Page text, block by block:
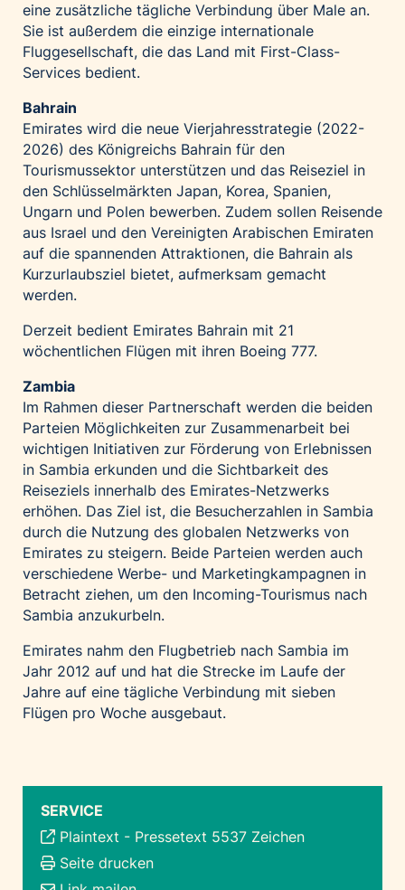
eine zusätzliche tägliche Verbindung über Male an.
Sie ist außerdem die einzige internationale
Fluggesellschaft, die das Land mit First-Class-
Services bedient.
Bahrain
Emirates wird die neue Vierjahresstrategie (2022-
2026) des Königreichs Bahrain für den
Tourismussektor unterstützen und das Reiseziel in
den Schlüsselmärkten Japan, Korea, Spanien,
Ungarn und Polen bewerben. Zudem sollen Reisende
aus Israel und den Vereinigten Arabischen Emiraten
auf die spannenden Attraktionen, die Bahrain als
Kurzurlaubsziel bietet, aufmerksam gemacht
werden.
Derzeit bedient Emirates Bahrain mit 21
wöchentlichen Flügen mit ihren Boeing 777.
Zambia
Im Rahmen dieser Partnerschaft werden die beiden
Parteien Möglichkeiten zur Zusammenarbeit bei
wichtigen Initiativen zur Förderung von Erlebnissen
in Sambia erkunden und die Sichtbarkeit des
Reiseziels innerhalb des Emirates-Netzwerks
erhöhen. Das Ziel ist, die Besucherzahlen in Sambia
durch die Nutzung des globalen Netzwerks von
Emirates zu steigern. Beide Parteien werden auch
verschiedene Werbe- und Marketingkampagnen in
Betracht ziehen, um den Incoming-Tourismus nach
Sambia anzukurbeln.
Emirates nahm den Flugbetrieb nach Sambia im
Jahr 2012 auf und hat die Strecke im Laufe der
Jahre auf eine tägliche Verbindung mit sieben
Flügen pro Woche ausgebaut.
SERVICE
Plaintext - Pressetext 5537 Zeichen
Seite drucken